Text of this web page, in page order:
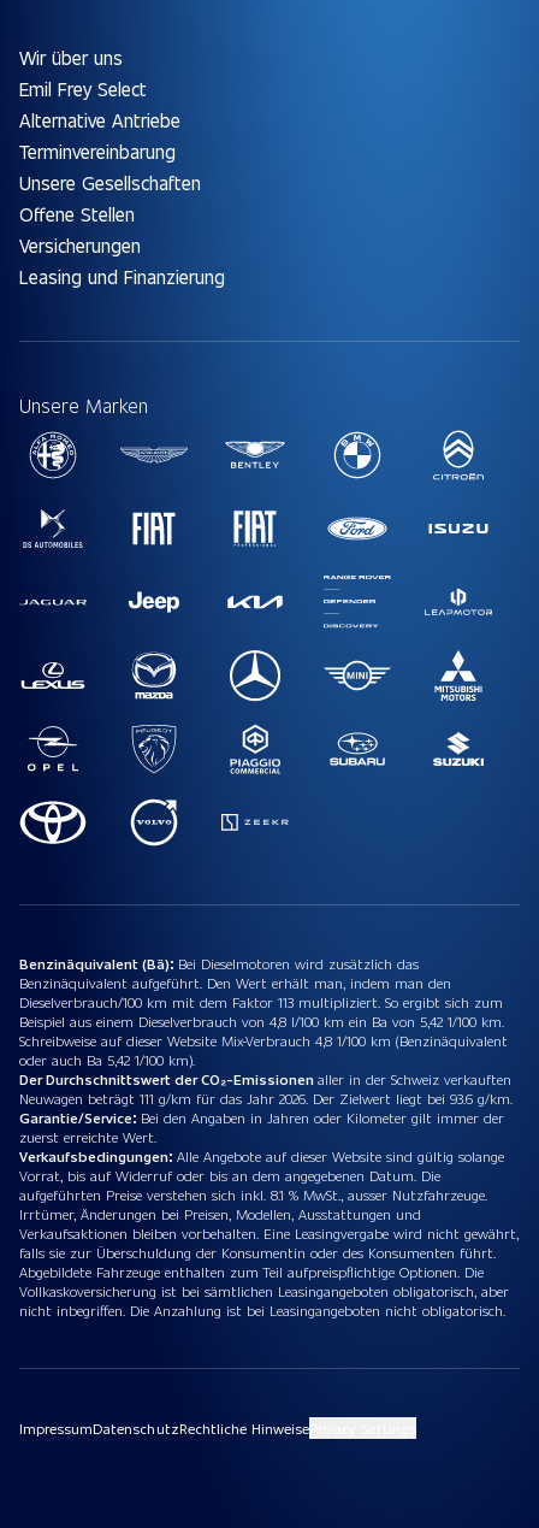
Wir über uns
Emil Frey Select
Alternative Antriebe
Terminvereinbarung
Unsere Gesellschaften
Offene Stellen
Versicherungen
Leasing und Finanzierung
Unsere Marken
Benzinäquivalent (Bä): Bei Dieselmotoren wird zusätzlich das
Benzinäquivalent aufgeführt. Den Wert erhält man, indem man den
Dieselverbrauch/100 km mit dem Faktor 113 multipliziert. So ergibt sich zum
Beispiel aus einem Dieselverbrauch von 4,8 l/100 km ein Ba von 5,42 1/100 km.
Schreibweise auf dieser Website Mix-Verbrauch 4,8 1/100 km (Benzinäquivalent
oder auch Ba 5,42 1/100 km).
Der Durchschnittswert der CO₂-Emissionenaller in der Schweiz verkauften
Neuwagen beträgt 111 g/km für das Jahr 2026. Der Zielwert liegt bei 93.6 g/km.
Garantie/Service: Bei den Angaben in Jahren oder Kilometer gilt immer der
zuerst erreichte Wert.
Verkaufsbedingungen: Alle Angebote auf dieser Website sind gültig solange
Vorrat, bis auf Widerruf oder bis an dem angegebenen Datum. Die
aufgeführten Preise verstehen sich inkl. 8.1 % MwSt., ausser Nutzfahrzeuge.
Irrtümer, Änderungen bei Preisen, Modellen, Ausstattungen und
Verkaufsaktionen bleiben vorbehalten. Eine Leasingvergabe wird nicht gewährt,
falls sie zur Überschuldung der Konsumentin oder des Konsumenten führt.
Abgebildete Fahrzeuge enthalten zum Teil aufpreispflichtige Optionen. Die
Vollkaskoversicherung ist bei sämtlichen Leasingangeboten obligatorisch, aber
nicht inbegriffen. Die Anzahlung ist bei Leasingangeboten nicht obligatorisch.
ImpressumDatenschutzRechtliche Hinweise